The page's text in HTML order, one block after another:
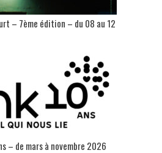
– 7ème édition – du 08 au 12
– de mars à novembre 2026